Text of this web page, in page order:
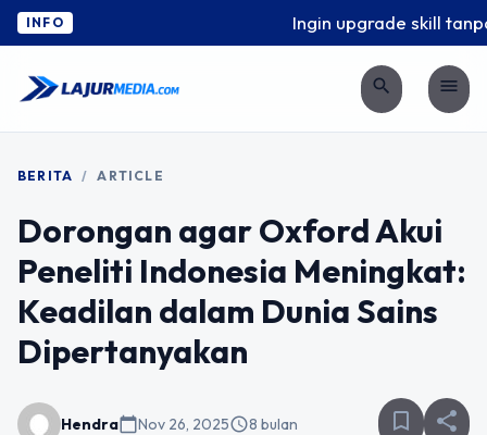
INFO Ingin upgrade skill
search menu
BERITA / ARTICLE
Dorongan agar Oxford Akui
Peneliti Indonesia Meningkat:
Keadilan dalam Dunia Sains
Dipertanyakan
Hendracalendar_todayNov 26, 2025schedule8 bulan bookmark_border share